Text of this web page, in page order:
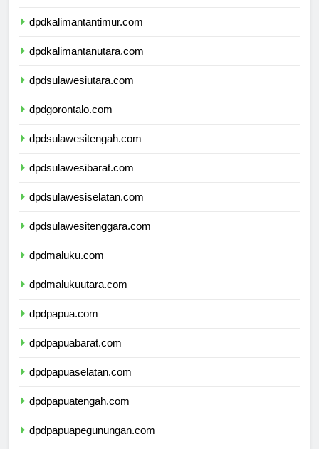
dpdkalimantantimur.com
dpdkalimantanutara.com
dpdsulawesiutara.com
dpdgorontalo.com
dpdsulawesitengah.com
dpdsulawesibarat.com
dpdsulawesiselatan.com
dpdsulawesitenggara.com
dpdmaluku.com
dpdmalukuutara.com
dpdpapua.com
dpdpapuabarat.com
dpdpapuaselatan.com
dpdpapuatengah.com
dpdpapuapegunungan.com